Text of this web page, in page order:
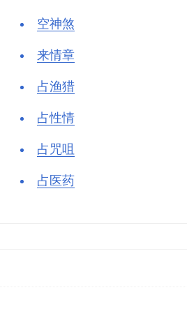
空神煞
来情章
占渔猎
占性情
占咒咀
占医药